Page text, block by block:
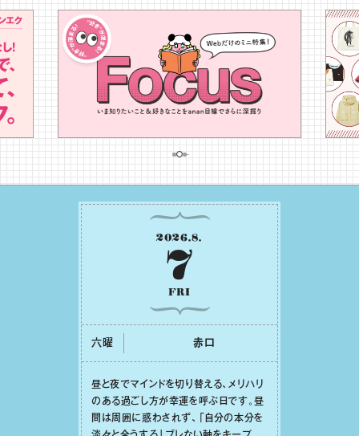
2026.8.
7
FRI
六曜 ⾚⼝
昼と夜でマインドを切り替える、メリハリ
のある過ごし⽅が幸運を呼ぶ⽇です。昼
間は周囲に惑わされず、「⾃分の本分を